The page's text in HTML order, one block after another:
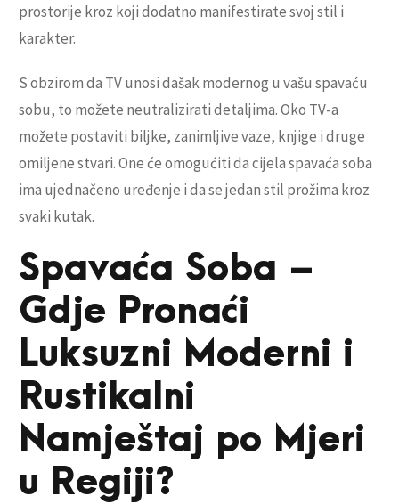
prostorije kroz koji dodatno manifestirate svoj stil i
karakter.
S obzirom da TV unosi dašak modernog u vašu spavaću
sobu, to možete neutralizirati detaljima. Oko TV-a
možete postaviti biljke, zanimljive vaze, knjige i druge
omiljene stvari. One će omogućiti da cijela spavaća soba
ima ujednačeno uređenje i da se jedan stil prožima kroz
svaki kutak.
Spavaća Soba –
Gdje Pronaći
Luksuzni Moderni i
Rustikalni
Namještaj po Mjeri
u Regiji?